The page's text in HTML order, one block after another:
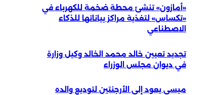
«أمازون» تنشئ محطة ضخمة للكهرباء في
«تكساس» لتغذية مراكز بياناتها للذكاء
الاصطناعي
تجديد تعيين خالد محمد الخالد وكيل وزارة
في ديوان مجلس الوزراء
ميسي يعود إلى الأرجنتين لتوديع والده